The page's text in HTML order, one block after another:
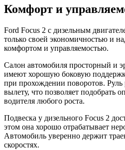
Комфорт и
Ford Focus 2 с дизельным
только своей экономичностью и
комфортом и управляемостью.
Салон автомобиля просторный и
имеют хорошую боковую
при прохождении поворотов. Руль
вылету, что позволяет подобрать
водителя любого роста.
Подвеска у дизельного Focus 2
этом она хорошо отрабатывает
Автомобиль уверенно держит
скоростях.